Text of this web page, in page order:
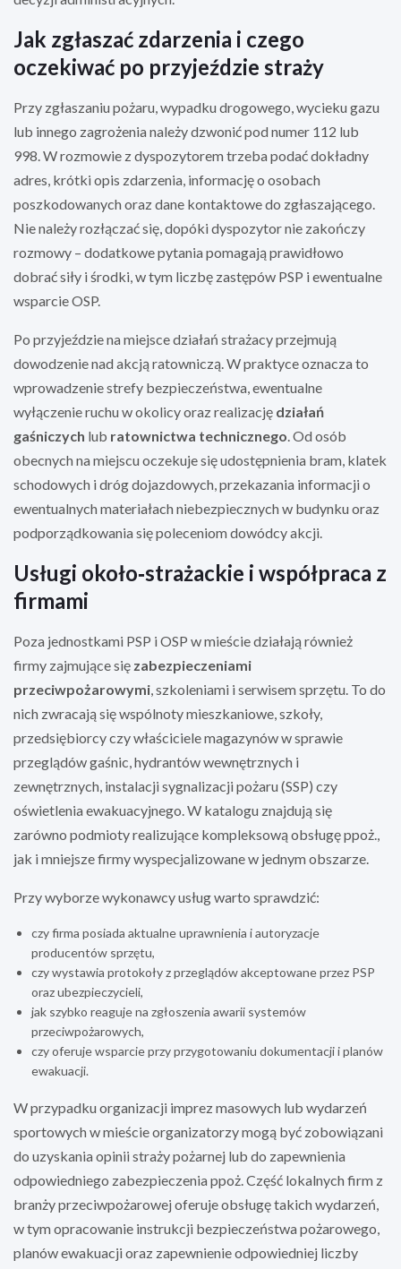
Jak zgłaszać zdarzenia i czego
oczekiwać po przyjeździe straży
Przy zgłaszaniu pożaru, wypadku drogowego, wycieku gazu
lub innego zagrożenia należy dzwonić pod numer 112 lub
998. W rozmowie z dyspozytorem trzeba podać dokładny
adres, krótki opis zdarzenia, informację o osobach
poszkodowanych oraz dane kontaktowe do zgłaszającego.
Nie należy rozłączać się, dopóki dyspozytor nie zakończy
rozmowy – dodatkowe pytania pomagają prawidłowo
dobrać siły i środki, w tym liczbę zastępów PSP i ewentualne
wsparcie OSP.
Po przyjeździe na miejsce działań strażacy przejmują
dowodzenie nad akcją ratowniczą. W praktyce oznacza to
wprowadzenie strefy bezpieczeństwa, ewentualne
wyłączenie ruchu w okolicy oraz realizację działań
gaśniczych lub ratownictwa technicznego. Od osób
obecnych na miejscu oczekuje się udostępnienia bram, klatek
schodowych i dróg dojazdowych, przekazania informacji o
ewentualnych materiałach niebezpiecznych w budynku oraz
podporządkowania się poleceniom dowódcy akcji.
Usługi około‑strażackie i współpraca z
firmami
Poza jednostkami PSP i OSP w mieście działają również
firmy zajmujące się zabezpieczeniami
przeciwpożarowymi, szkoleniami i serwisem sprzętu. To do
nich zwracają się wspólnoty mieszkaniowe, szkoły,
przedsiębiorcy czy właściciele magazynów w sprawie
przeglądów gaśnic, hydrantów wewnętrznych i
zewnętrznych, instalacji sygnalizacji pożaru (SSP) czy
oświetlenia ewakuacyjnego. W katalogu znajdują się
zarówno podmioty realizujące kompleksową obsługę ppoż.,
jak i mniejsze firmy wyspecjalizowane w jednym obszarze.
Przy wyborze wykonawcy usług warto sprawdzić:
czy firma posiada aktualne uprawnienia i autoryzacje
producentów sprzętu,
czy wystawia protokoły z przeglądów akceptowane przez PSP
oraz ubezpieczycieli,
jak szybko reaguje na zgłoszenia awarii systemów
przeciwpożarowych,
czy oferuje wsparcie przy przygotowaniu dokumentacji i planów
ewakuacji.
W przypadku organizacji imprez masowych lub wydarzeń
sportowych w mieście organizatorzy mogą być zobowiązani
do uzyskania opinii straży pożarnej lub do zapewnienia
odpowiedniego zabezpieczenia ppoż. Część lokalnych firm z
branży przeciwpożarowej oferuje obsługę takich wydarzeń,
w tym opracowanie instrukcji bezpieczeństwa pożarowego,
planów ewakuacji oraz zapewnienie odpowiedniej liczby